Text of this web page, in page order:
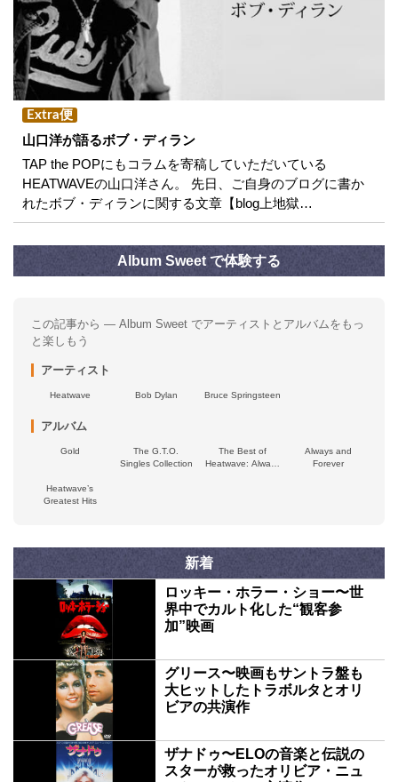
Extra便
山口洋が語るボブ・ディラン
TAP the POPにもコラムを寄稿していただいている
HEATWAVEの山口洋さん。 先日、ご自身のブログに書か
れたボブ・ディランに関する文章【blog上地獄…
Album Sweet で体験する
この記事から — Album Sweet でアーティストとアルバムをもっ
と楽しもう
アーティスト
Heatwave Bob Dylan Bruce Springsteen
アルバム
Gold
The G.T.O.
Singles Collection
The Best of
Heatwave: Always
Always and
Forever
Heatwave’s
Greatest Hits
新着
ロッキー・ホラー・ショー〜世
界中でカルト化した“観客参
加”映画
グリース〜映画もサントラ盤も
大ヒットしたトラボルタとオリ
ビアの共演作
ザナドゥ〜ELOの音楽と伝説の
スターが救ったオリビア・ニュ